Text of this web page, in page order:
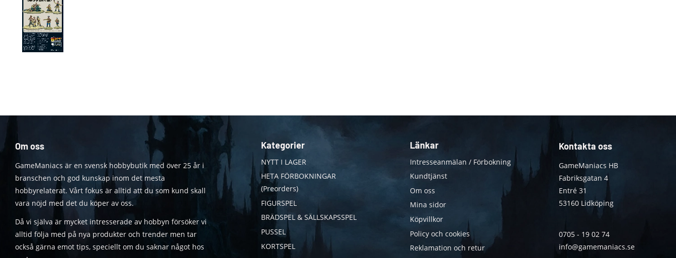
Om oss
GameManiacs är en svensk hobbybutik med över 25 år i
branschen och god kunskap inom det mesta
hobbyrelaterat. Vårt fokus är alltid att du som kund skall
vara nöjd med det du köper av oss.
Då vi själva är mycket intresserade av hobbyn försöker vi
alltid följa med på nya produkter och trender men tar
också gärna emot tips, speciellt om du saknar något hos
Kategorier
NYTT I LAGER
HETA FÖRBOKNINGAR
(Preorders)
FIGURSPEL
BRÄDSPEL & SÄLLSKAPSSPEL
PUSSEL
KORTSPEL
Länkar
Intresseanmälan / Förbokning
Kundtjänst
Om oss
Mina sidor
Köpvillkor
Policy och cookies
Reklamation och retur
Kontakta oss
GameManiacs HB
Fabriksgatan 4
Entré 31
53160 Lidköping
0705 - 19 02 74
info@gamemaniacs.se